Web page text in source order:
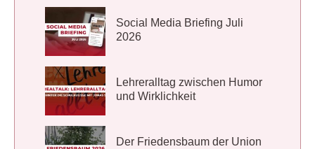
Social Media Briefing Juli
2026
Lehreralltag zwischen Humor
und Wirklichkeit
Der Friedensbaum der Union